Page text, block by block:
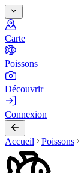
Carte
Poissons
Découvrir
Connexion
Accueil Poissons